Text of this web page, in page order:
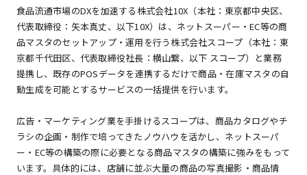
食品流通市場のDXを加速する株式会社10X（本社：東京都中央区、
代表取締役：矢本真丈、以下10X）は、ネットスーパー・EC等の商
品マスタのセットアップ・運用を行う株式会社スコープ（本社：東
京都千代田区、代表取締役社長：横山繋、以下 スコープ）と業務
提携し、既存のPOSデータを連携するだけで商品・在庫マスタの自
動生成を可能とするサービスの一括提供を行います。
広告・マーケティング業を手掛けるスコープは、商品カタログやチ
ラシの企画・制作で培ってきたノウハウを活かし、ネットスーパ
ー・EC等の構築の際に必要となる商品マスタの構築に強みをもって
います。具体的には、店舗に並ぶ大量の商品の写真撮影・商品情